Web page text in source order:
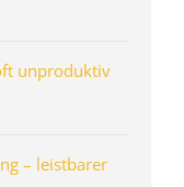
unproduktiv
– leistbarer